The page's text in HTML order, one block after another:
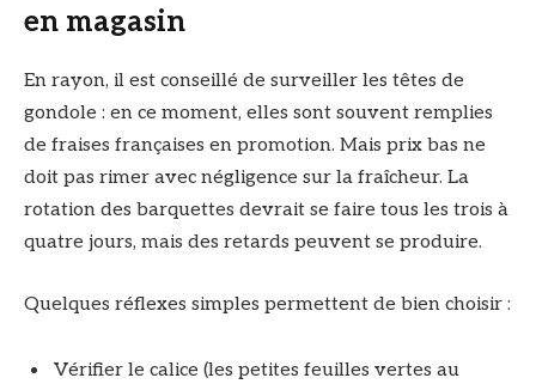
en magasin
En rayon, il est conseillé de surveiller les têtes de
gondole : en ce moment, elles sont souvent remplies
de fraises françaises en promotion. Mais prix bas ne
doit pas rimer avec négligence sur la fraîcheur. La
rotation des barquettes devrait se faire tous les trois à
quatre jours, mais des retards peuvent se produire.
Quelques réflexes simples permettent de bien choisir :
Vérifier le calice (les petites feuilles vertes au